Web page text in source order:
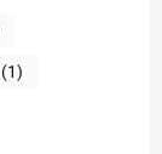
(1)